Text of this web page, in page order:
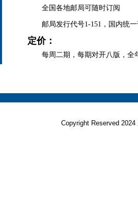
全国各地邮局可随时订阅
邮局发行代号1-151，国内统一
定价：
每周二期，每期对开八版，全
Copyright Reserved